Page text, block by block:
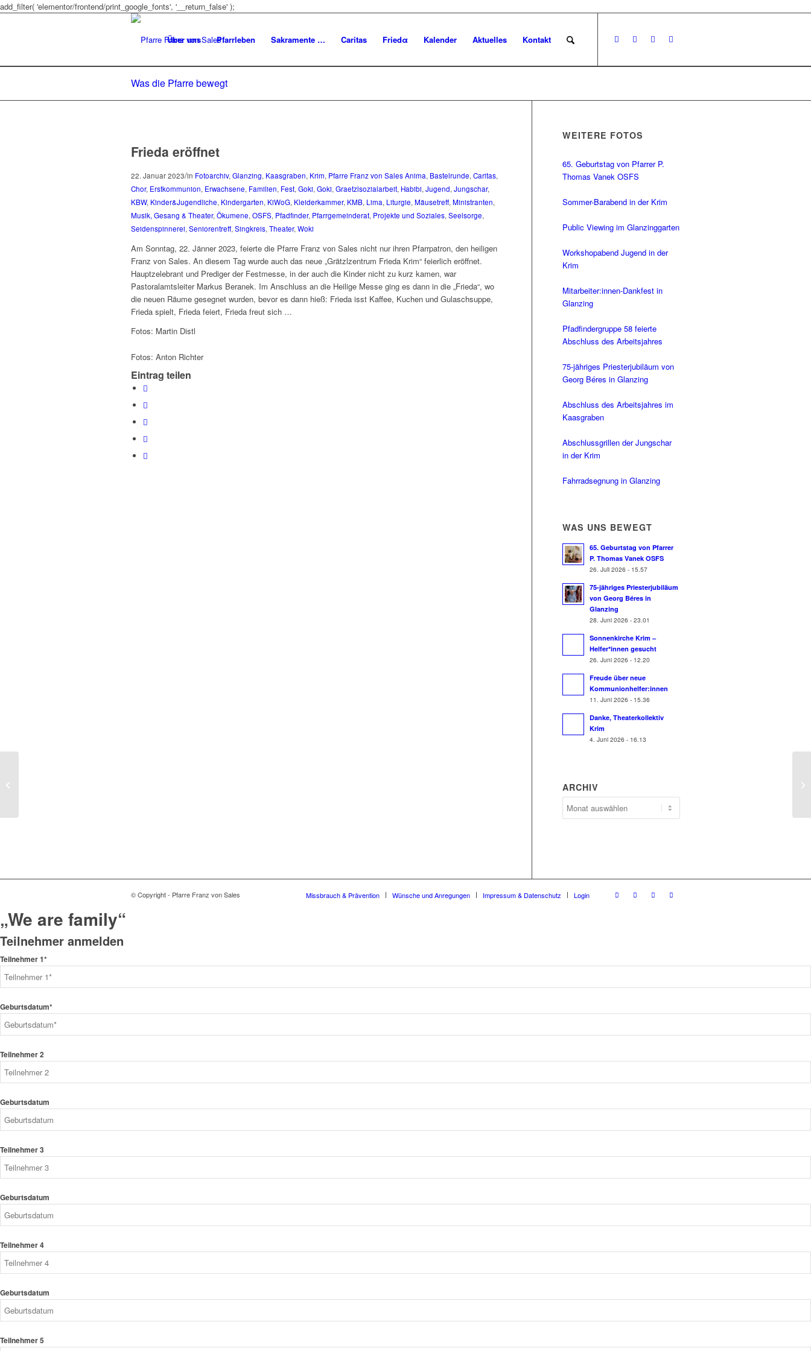
add_filter( 'elementor/frontend/print_google_fonts', '__return_false' );
Über uns Pfarrleben Sakramente … Caritas Friedα Kalender Aktuelles Kontakt
Was die Pfarre bewegt
Frieda eröffnet
22. Januar 2023/in Fotoarchiv, Glanzing, Kaasgraben, Krim, Pfarre Franz von SalesAnima, Bastelrunde, Caritas,
Chor, Erstkommunion, Erwachsene, Familien, Fest, Goki, Goki, Graetzlsozialarbeit, Habibi, Jugend, Jungschar,
KBW, Kinder&Jugendliche, Kindergarten, KiWoG, Kleiderkammer, KMB, Lima, Liturgie, Mäusetreff, Ministranten,
Musik, Gesang & Theater, Ökumene, OSFS, Pfadfinder, Pfarrgemeinderat, Projekte und Soziales, Seelsorge,
Seidenspinnerei, Seniorentreff, Singkreis, Theater, Woki
Am Sonntag, 22. Jänner 2023, feierte die Pfarre Franz von Sales nicht nur ihren Pfarrpatron, den heiligen
Franz von Sales. An diesem Tag wurde auch das neue „Grätzlzentrum Frieda Krim“ feierlich eröffnet.
Hauptzelebrant und Prediger der Festmesse, in der auch die Kinder nicht zu kurz kamen, war
Pastoralamtsleiter Markus Beranek. Im Anschluss an die Heilige Messe ging es dann in die „Frieda“, wo
die neuen Räume gesegnet wurden, bevor es dann hieß: Frieda isst Kaffee, Kuchen und Gulaschsuppe,
Frieda spielt, Frieda feiert, Frieda freut sich …
Fotos: Martin Distl
Fotos: Anton Richter
Eintrag teilen
WEITERE FOTOS
65. Geburtstag von Pfarrer P.
Thomas Vanek OSFS
Sommer-Barabend in der Krim
Public Viewing im Glanzinggarten
Workshopabend Jugend in der
Krim
Mitarbeiter:innen-Dankfest in
Glanzing
Pfadfindergruppe 58 feierte
Abschluss des Arbeitsjahres
75-jähriges Priesterjubiläum von
Georg Béres in Glanzing
Abschluss des Arbeitsjahres im
Kaasgraben
Abschlussgrillen der Jungschar
in der Krim
Fahrradsegnung in Glanzing
WAS UNS BEWEGT
65. Geburtstag von Pfarrer
P. Thomas Vanek OSFS
26. Juli 2026 - 15.57
75-jähriges Priesterjubiläum
von Georg Béres in
Glanzing
28. Juni 2026 - 23.01
Sonnenkirche Krim –
Helfer*innen gesucht
26. Juni 2026 - 12.20
Freude über neue
Kommunionhelfer:innen
11. Juni 2026 - 15.36
Danke, Theaterkollektiv
Krim
4. Juni 2026 - 16.13
ARCHIV
© Copyright - Pfarre Franz von Sales Missbrauch & Prävention Wünsche und Anregungen Impressum & Datenschutz Login
„We are family“
Teilnehmer anmelden
Teilnehmer 1*
Geburtsdatum*
Teilnehmer 2
Geburtsdatum
Teilnehmer 3
Geburtsdatum
Teilnehmer 4
Geburtsdatum
Teilnehmer 5